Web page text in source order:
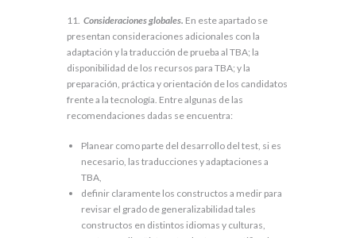
11. Consideraciones globales. En este apartado se
presentan consideraciones adicionales con la
adaptación y la traducción de prueba al TBA; la
disponibilidad de los recursos para TBA; y la
preparación, práctica y orientación de los candidatos
frente a la tecnología. Entre algunas de las
recomendaciones dadas se encuentra:
Planear como parte del desarrollo del test, si es
necesario, las traducciones y adaptaciones a
TBA,
definir claramente los constructos a medir para
revisar el grado de generalizabilidad tales
constructos en distintos idiomas y culturas,